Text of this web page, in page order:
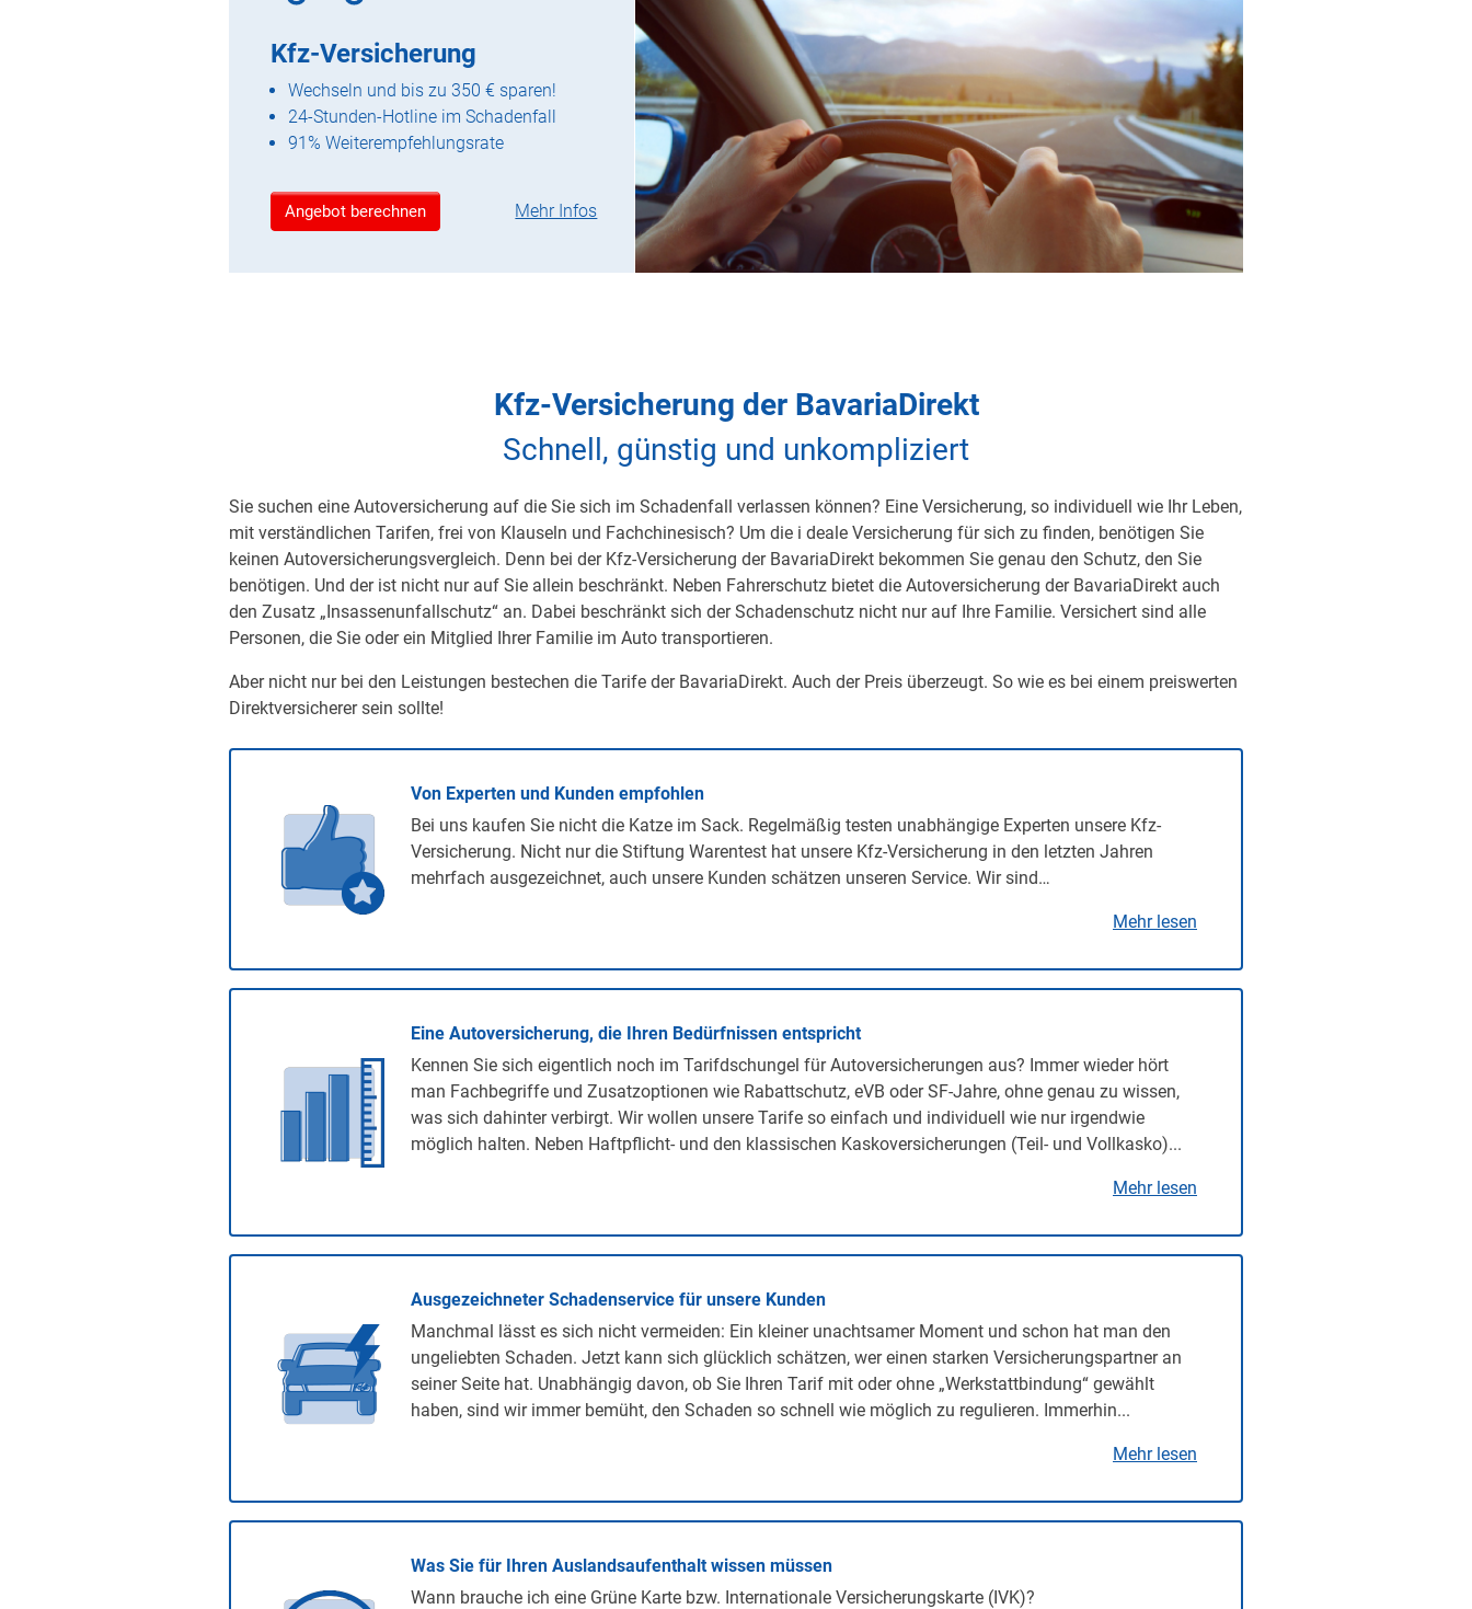
Kfz-Versicherung
Wechseln und bis zu 350 € sparen!
24-Stunden-Hotline im Schadenfall
91% Weiterempfehlungsrate
Angebot berechnen Mehr Infos
Kfz-Versicherung der BavariaDirekt
Schnell, günstig und unkompliziert
Sie suchen eine Autoversicherung auf die Sie sich im Schadenfall verlassen können? Eine Versicherung, so individuell wie Ihr Leben,
mit verständlichen Tarifen, frei von Klauseln und Fachchinesisch? Um die i deale Versicherung für sich zu finden, benötigen Sie
keinen Autoversicherungsvergleich. Denn bei der Kfz-Versicherung der BavariaDirekt bekommen Sie genau den Schutz, den Sie
benötigen. Und der ist nicht nur auf Sie allein beschränkt. Neben Fahrerschutz bietet die Autoversicherung der BavariaDirekt auch
den Zusatz „Insassenunfallschutz“ an. Dabei beschränkt sich der Schadenschutz nicht nur auf Ihre Familie. Versichert sind alle
Personen, die Sie oder ein Mitglied Ihrer Familie im Auto transportieren.
Aber nicht nur bei den Leistungen bestechen die Tarife der BavariaDirekt. Auch der Preis überzeugt. So wie es bei einem preiswerten
Direktversicherer sein sollte!
Von Experten und Kunden empfohlen
Bei uns kaufen Sie nicht die Katze im Sack. Regelmäßig testen unabhängige Experten unsere Kfz-
Versicherung. Nicht nur die Stiftung Warentest hat unsere Kfz-Versicherung in den letzten Jahren
mehrfach ausgezeichnet, auch unsere Kunden schätzen unseren Service. Wir sind…
Mehr lesen
Eine Autoversicherung, die Ihren Bedürfnissen entspricht
Kennen Sie sich eigentlich noch im Tarifdschungel für Autoversicherungen aus? Immer wieder hört
man Fachbegriffe und Zusatzoptionen wie Rabattschutz, eVB oder SF-Jahre, ohne genau zu wissen,
was sich dahinter verbirgt. Wir wollen unsere Tarife so einfach und individuell wie nur irgendwie
möglich halten. Neben Haftpflicht- und den klassischen Kaskoversicherungen (Teil- und Vollkasko)...
Mehr lesen
Ausgezeichneter Schadenservice für unsere Kunden
Manchmal lässt es sich nicht vermeiden: Ein kleiner unachtsamer Moment und schon hat man den
ungeliebten Schaden. Jetzt kann sich glücklich schätzen, wer einen starken Versicherungspartner an
seiner Seite hat. Unabhängig davon, ob Sie Ihren Tarif mit oder ohne „Werkstattbindung“ gewählt
haben, sind wir immer bemüht, den Schaden so schnell wie möglich zu regulieren. Immerhin...
Mehr lesen
Was Sie für Ihren Auslandsaufenthalt wissen müssen
Wann brauche ich eine Grüne Karte bzw. Internationale Versicherungskarte (IVK)?